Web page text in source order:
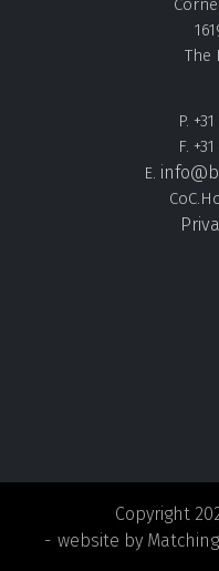
The
P.
F.
E.
Copyright
website by